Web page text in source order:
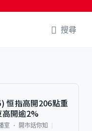
搜尋
開逾2%
室 開市話你知